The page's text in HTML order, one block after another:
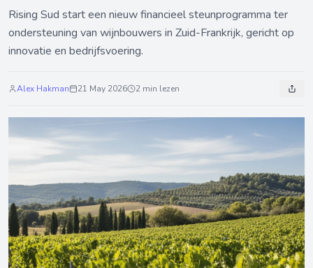
Rising Sud start een nieuw financieel steunprogramma ter
ondersteuning van wijnbouwers in Zuid-Frankrijk, gericht op
innovatie en bedrijfsvoering.
Alex Hakman 21 May 2026 2 min lezen